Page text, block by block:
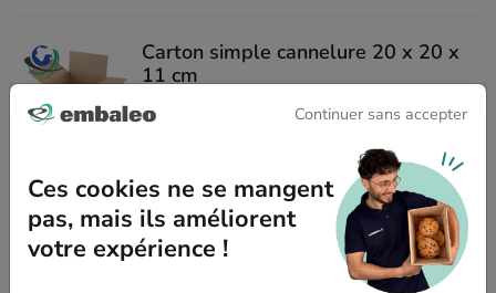
Carton simple cannelure 20 x 20 x
11 cm
à partir de
l'unité
VOIR
Continuer sans accepter
Ces cookies ne se mangent
pas, mais ils améliorent
votre expérience !